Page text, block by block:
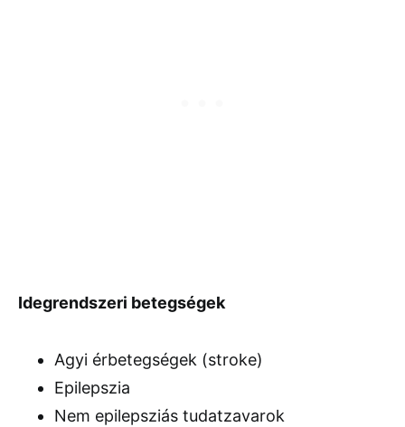
Idegrendszeri betegségek
Agyi érbetegségek (stroke)
Epilepszia
Nem epilepsziás tudatzavarok